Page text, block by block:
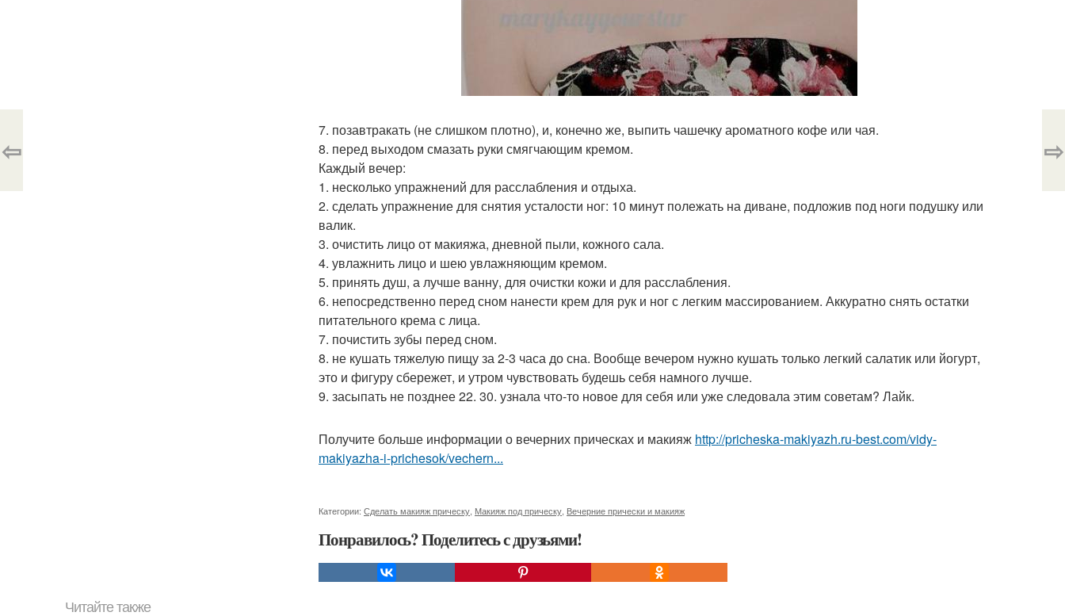
7. позавтракать (не слишком плотно), и, конечно же, выпить чашечку ароматного кофе или чая.
8. перед выходом смазать руки смягчающим кремом.
Каждый вечер:
1. несколько упражнений для расслабления и отдыха.
2. сделать упражнение для снятия усталости ног: 10 минут полежать на диване, подложив под ноги подушку или
валик.
3. очистить лицо от макияжа, дневной пыли, кожного сала.
4. увлажнить лицо и шею увлажняющим кремом.
5. принять душ, а лучше ванну, для очистки кожи и для расслабления.
6. непосредственно перед сном нанести крем для рук и ног с легким массированием. Аккуратно снять остатки
питательного крема с лица.
7. почистить зубы перед сном.
8. не кушать тяжелую пищу за 2-3 часа до сна. Вообще вечером нужно кушать только легкий салатик или йогурт,
это и фигуру сбережет, и утром чувствовать будешь себя намного лучше.
9. засыпать не позднее 22. 30. узнала что-то новое для себя или уже следовала этим советам? Лайк.
Получите больше информации о вечерних прическах и макияж http://pricheska-makiyazh.ru-best.com/vidy-
makiyazha-i-prichesok/vechern...
Категории: Сделать макияж прическу Макияж под прическу Вечерние прически и макияж
Понравилось? Поделитесь с друзьями!
⇦ ⇨
Читайте также